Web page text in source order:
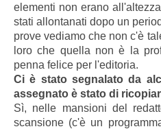
elementi non erano
stati allontanati dopo un
prove vediamo che non c'è
loro che quella non è la
penna felice per l'editoria.
Ci è stato segnalato da
assegnato è stato di
Sì, nelle mansioni del
scansione (c'è un